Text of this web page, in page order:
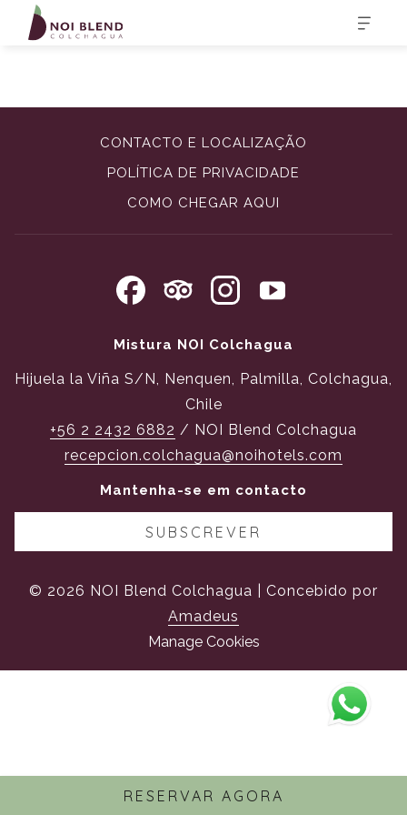
RESERVAR AGORA
CONTACTO E LOCALIZAÇÃO
POLÍTICA DE PRIVACIDADE
COMO CHEGAR AQUI
PESTANA
Mistura NOI Colchagua
Hijuela la Viña S/N, Nenquen, Palmilla, Colchagua,
Chile
+56 2 2432 6882 / NOI Blend Colchagua
recepcion.colchagua@noihotels.com
Mantenha-se em contacto
SUBSCREVER
© 2026 NOI Blend Colchagua | Concebido por
Amadeus
Manage Cookies